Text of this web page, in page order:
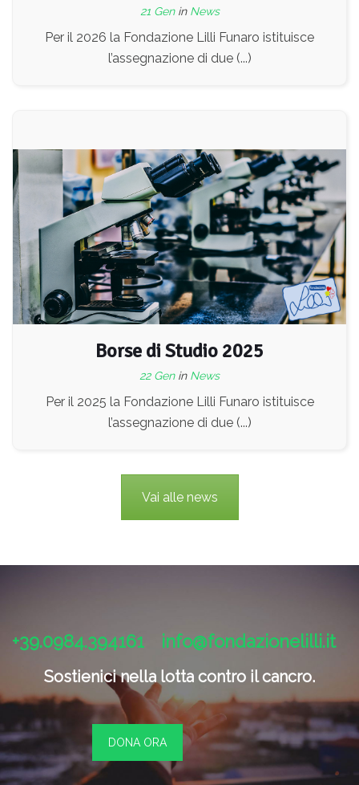
21 Gen in News
Per il 2026 la Fondazione Lilli Funaro istituisce
l’assegnazione di due (...)
Borse di Studio 2025
22 Gen in News
Per il 2025 la Fondazione Lilli Funaro istituisce
l’assegnazione di due (...)
Vai alle news
+39.0984.394161 info@fondazionelilli.it
Sostienici nella lotta contro il cancro.
DONA ORA